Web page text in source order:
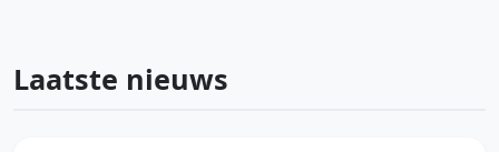
Laatste nieuws